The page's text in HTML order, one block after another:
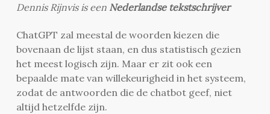
Dennis Rijnvis is een Nederlandse tekstschrijver
ChatGPT zal meestal de woorden kiezen die
bovenaan de lijst staan, en dus statistisch gezien
het meest logisch zijn. Maar er zit ook een
bepaalde mate van willekeurigheid in het systeem,
zodat de antwoorden die de chatbot geef, niet
altijd hetzelfde zijn.